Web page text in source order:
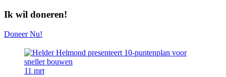
Ik wil doneren!
Doneer Nu!
11 mrt